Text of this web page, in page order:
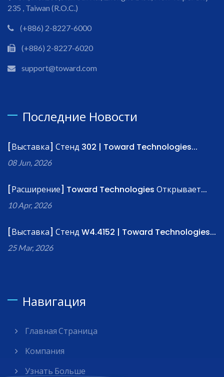
235 , Taiwan (R.O.C.)
(+886) 2-8227-6000
(+886) 2-8227-6020
support@toward.com
Последние Новости
[Выставка] Стенд 302 | Toward Technologies...
08 Jun, 2026
[Расширение] Toward Technologies Открывает...
10 Apr, 2026
[Выставка] Стенд W4.4152 | Toward Technologies...
25 Mar, 2026
Навигация
Главная Страница
Компания
Узнать Больше